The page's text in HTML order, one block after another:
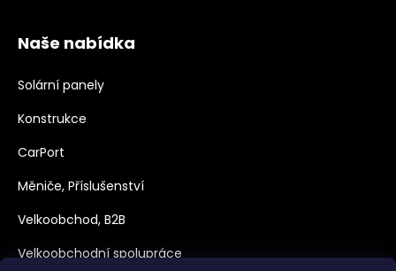
Naše nabídka
Solární panely
Konstrukce
CarPort
Měniče, Příslušenství
Velkoobchod, B2B
Velkoobchodní spolupráce